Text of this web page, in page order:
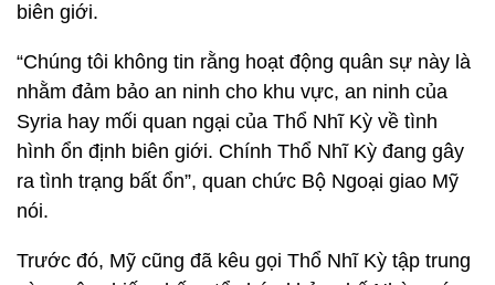
biên giới.
“Chúng tôi không tin rằng hoạt động quân sự này là
nhằm đảm bảo an ninh cho khu vực, an ninh của
Syria hay mối quan ngại của Thổ Nhĩ Kỳ về tình
hình ổn định biên giới. Chính Thổ Nhĩ Kỳ đang gây
ra tình trạng bất ổn”, quan chức Bộ Ngoại giao Mỹ
nói.
Trước đó, Mỹ cũng đã kêu gọi Thổ Nhĩ Kỳ tập trung